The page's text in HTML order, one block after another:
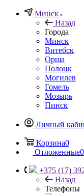
Минск
Назад
Города
Минск
Витебск
Орша
Полоцк
Могилев
Гомель
Мозырь
Пинск
Личный
Корзина0
Отложенные0
+375 (17)
Назад
Телефоны